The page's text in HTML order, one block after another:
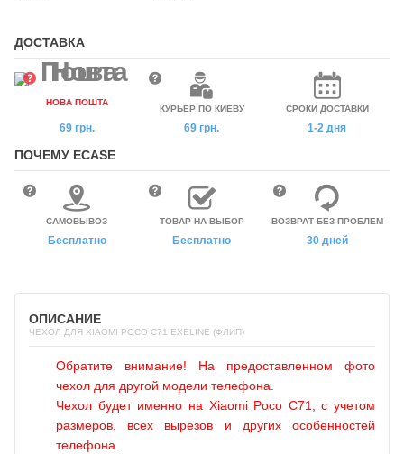
ДОСТАВКА
НОВА ПОШТА
69 грн.
КУРЬЕР ПО КИЕВУ
69 грн.
СРОКИ ДОСТАВКИ
1-2 дня
ПОЧЕМУ ECASE
САМОВЫВОЗ
Бесплатно
ТОВАР НА ВЫБОР
Бесплатно
ВОЗВРАТ БЕЗ ПРОБЛЕМ
30 дней
ОПИСАНИЕ
ЧЕХОЛ ДЛЯ XIAOMI POCO C71 EXELINE (ФЛИП)
Обратите внимание! На предоставленном фото
чехол для другой модели телефона.
Чехол будет именно на Xiaomi Poco C71, с учетом
размеров, всех вырезов и других особенностей
телефона.